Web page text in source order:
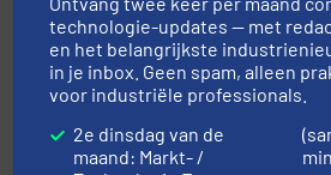
technologie-updates — met
en het belangrijkste
in je inbox. Geen spam, alleen
voor industriële professionals.
2e dinsdag van de
maand: Markt- /